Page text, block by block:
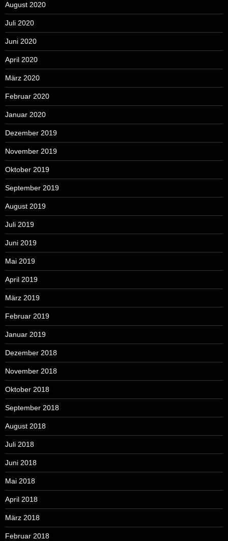
August 2020
Juli 2020
Juni 2020
April 2020
März 2020
Februar 2020
Januar 2020
Dezember 2019
November 2019
Oktober 2019
September 2019
August 2019
Juli 2019
Juni 2019
Mai 2019
April 2019
März 2019
Februar 2019
Januar 2019
Dezember 2018
November 2018
Oktober 2018
September 2018
August 2018
Juli 2018
Juni 2018
Mai 2018
April 2018
März 2018
Februar 2018